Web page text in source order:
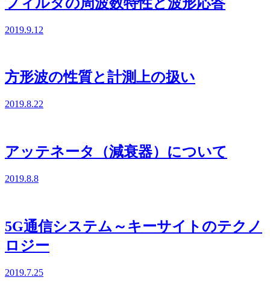
2019.9.12
方形波の性質と計測上の扱い
2019.8.22
アッテネータ（減衰器）について
2019.8.8
5G通信システム～キーサイトのテクノ
ロジー
2019.7.25